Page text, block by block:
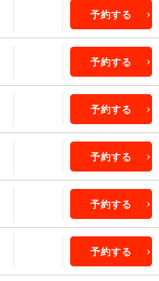
予約する
予約する
予約する
予約する
予約する
予約する